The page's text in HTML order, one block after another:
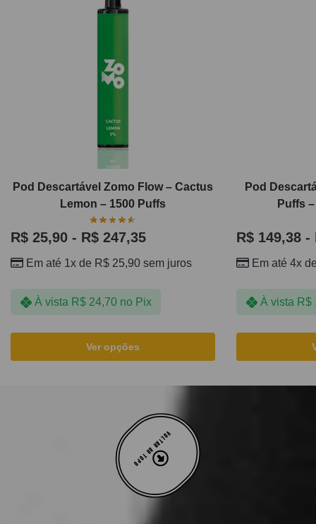
Pod Descartável Zomo Flow – Cactus
Lemon – 1500 Puffs
R$ 25,90 - R$ 247,35
Em até 1x de R$ 25,90 sem juros
À vista R$24,70 no Pix
Ver opções
Pod
Puffs
R$ 149,38 -
Em até 4x
À vista R$
VOLTAR AO TOPO